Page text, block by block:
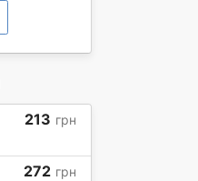
213 грн
272 грн